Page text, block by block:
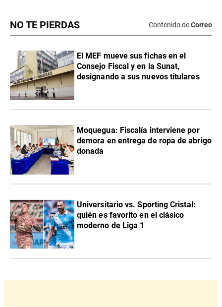
NO TE PIERDAS Contenido deCorreo
El MEF mueve sus fichas en el
Consejo Fiscal y en la Sunat,
designando a sus nuevos titulares
Moquegua: Fiscalía interviene por
demora en entrega de ropa de abrigo
donada
Universitario vs. Sporting Cristal:
quién es favorito en el clásico
moderno de Liga 1